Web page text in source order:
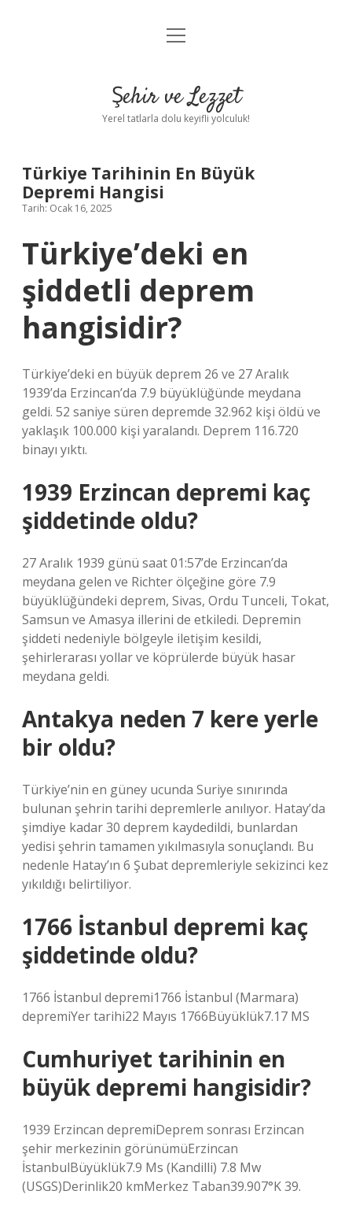
Anasayfa
Yasal Uyarı
menüyü
Şehir ve Lezzet
Yerel tatlarla dolu keyifli yolculuk!
Türkiye Tarihinin En Büyük
Depremi Hangisi
Tarih: Ocak 16, 2025
Türkiye’deki en
şiddetli deprem
hangisidir?
Türkiye’deki en büyük deprem 26 ve 27 Aralık
1939’da Erzincan’da 7.9 büyüklüğünde meydana
geldi. 52 saniye süren depremde 32.962 kişi öldü ve
yaklaşık 100.000 kişi yaralandı. Deprem 116.720
binayı yıktı.
1939 Erzincan depremi kaç
şiddetinde oldu?
27 Aralık 1939 günü saat 01:57’de Erzincan’da
meydana gelen ve Richter ölçeğine göre 7.9
büyüklüğündeki deprem, Sivas, Ordu Tunceli, Tokat,
Samsun ve Amasya illerini de etkiledi. Depremin
şiddeti nedeniyle bölgeyle iletişim kesildi,
şehirlerarası yollar ve köprülerde büyük hasar
meydana geldi.
Antakya neden 7 kere yerle
bir oldu?
Türkiye’nin en güney ucunda Suriye sınırında
bulunan şehrin tarihi depremlerle anılıyor. Hatay’da
şimdiye kadar 30 deprem kaydedildi, bunlardan
yedisi şehrin tamamen yıkılmasıyla sonuçlandı. Bu
nedenle Hatay’ın 6 Şubat depremleriyle sekizinci kez
yıkıldığı belirtiliyor.
1766 İstanbul depremi kaç
şiddetinde oldu?
1766 İstanbul depremi1766 İstanbul (Marmara)
depremiYer tarihi22 Mayıs 1766Büyüklük7.17 MS
Cumhuriyet tarihinin en
büyük depremi hangisidir?
1939 Erzincan depremiDeprem sonrası Erzincan
şehir merkezinin görünümüErzincan
İstanbulBüyüklük7.9 Ms (Kandilli) 7.8 Mw
(USGS)Derinlik20 kmMerkez Taban39.907°K 39.